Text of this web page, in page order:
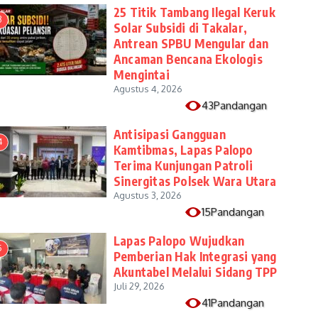
25 Titik Tambang Ilegal Keruk
Solar Subsidi di Takalar,
Antrean SPBU Mengular dan
Ancaman Bencana Ekologis
Mengintai
Agustus 4, 2026
43Pandangan
Antisipasi Gangguan
Kamtibmas, Lapas Palopo
Terima Kunjungan Patroli
Sinergitas Polsek Wara Utara
Agustus 3, 2026
15Pandangan
Lapas Palopo Wujudkan
Pemberian Hak Integrasi yang
Akuntabel Melalui Sidang TPP
Juli 29, 2026
41Pandangan